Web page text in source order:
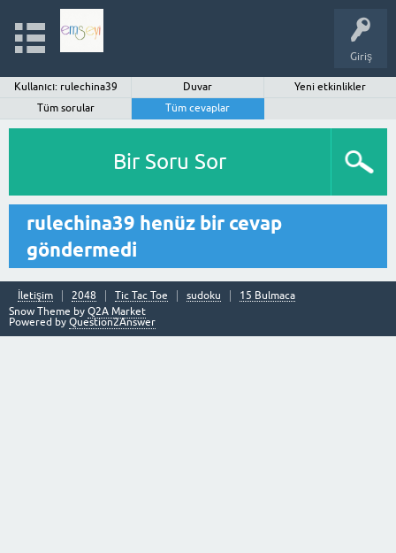
Giriş
Kullanıcı: rulechina39 Duvar
Yeni etkinlikler
Tüm sorular
Tüm cevaplar
Bir Soru Sor
rulechina39 henüz bir cevap
göndermedi
İletişim 2048 Tic Tac Toe sudoku
15 Bulmaca
Snow Theme by Q2A Market
Powered by Question2Answer